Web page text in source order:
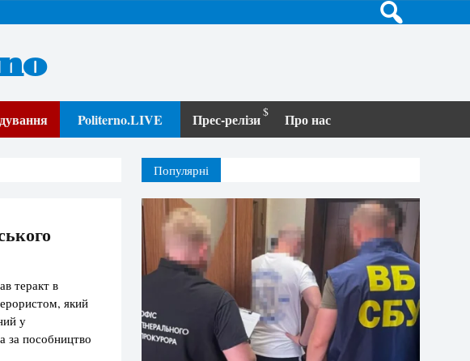
Politerno.LIVE Прес-релізи Про нас
теракт в
який
у
за пособництво
Популярні